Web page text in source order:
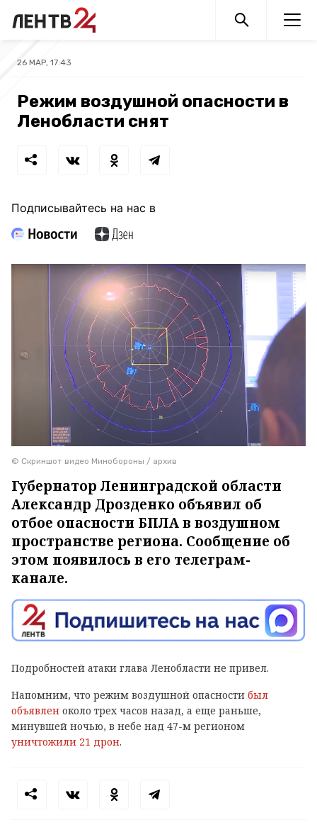
26 МАР, 17:43
Режим воздушной опасности в
Ленобласти снят
Подписывайтесь на нас в
© Скриншот видео Минобороны / архив
Губернатор Ленинградской области
Александр Дрозденко объявил об
отбое опасности БПЛА в воздушном
пространстве региона. Сообщение об
этом появилось в его телеграм-
канале.
Подробностей атаки глава Ленобласти не привел.
Напомним, что режим воздушной опасности был
объявлен около трех часов назад, а еще раньше,
минувшей ночью, в небе над 47-м регионом
уничтожили 21 дрон.